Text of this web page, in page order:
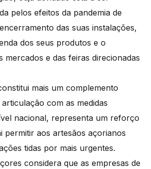
pelos efeitos da pandemia de
das suas instalações,
dos seus produtos e o
mercados e das feiras direcionadas
mais um complemento
com as medidas
nacional, representa um reforço
permitir aos artesãos açorianos
tidas por mais urgentes.
considera que as empresas de